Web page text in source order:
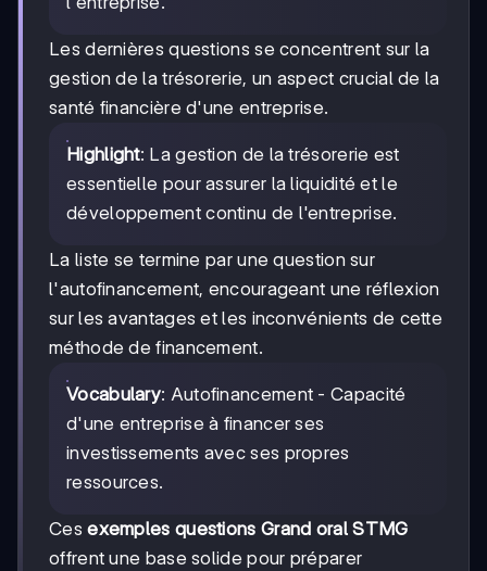
Les dernières questions se concentrent sur la
gestion de la trésorerie, un aspect crucial de la
santé financière d'une entreprise.
Highlight: La gestion de la trésorerie est
essentielle pour assurer la liquidité et le
développement continu de l'entreprise.
La liste se termine par une question sur
l'autofinancement, encourageant une réflexion
sur les avantages et les inconvénients de cette
méthode de financement.
Vocabulary: Autofinancement - Capacité
d'une entreprise à financer ses
investissements avec ses propres
ressources.
Cesexemples questions Grand oral STMG
offrent une base solide pour préparer